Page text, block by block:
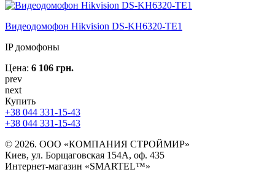
Видеодомофон Hikvision DS-KH6320-TE1
IP домофоны
Цена: 6 106 грн.
prev
next
Купить
+38 044 331-15-43
+38 044 331-15-43
© 2026. ООО «КОМПАНИЯ СТРОЙМИР»
Киев, ул. Борщаговская 154А, оф. 435
Интернет-магазин «SMARTEL™»